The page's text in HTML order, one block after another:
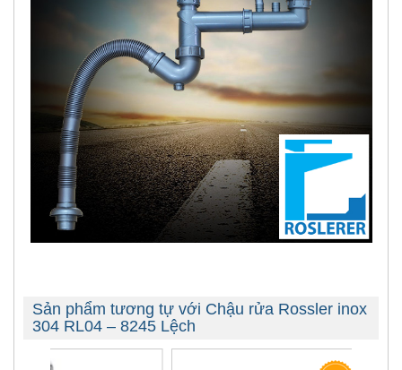
Sản phẩm tương tự với Chậu rửa Rossler inox
304 RL04 – 8245 Lệch